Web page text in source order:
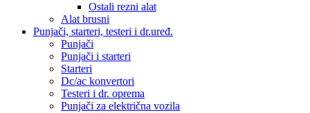
Ostali rezni alat
Alat brusni
Punjači, starteri, testeri i dr.uređ.
Punjači
Punjači i starteri
Starteri
Dc/ac konvertori
Testeri i dr. oprema
Punjači za električna vozila